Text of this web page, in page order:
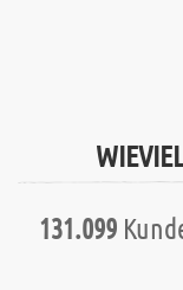
131.099